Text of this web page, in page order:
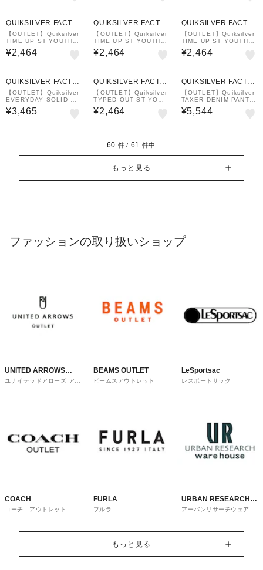
QUIKSILVER FACTO
RY OUTLET STORE
【OUTLET】Quiksilver
TIME UP ST YOUTH
キッズ Tシャツ
¥2,464
QUIKSILVER FACTO
RY OUTLET STORE
【OUTLET】Quiksilver
TIME UP ST YOUTH
キッズ Tシャツ
¥2,464
QUIKSILVER FACTO
RY OUTLET STORE
【OUTLET】Quiksilver
TIME UP ST YOUTH
キッズ Tシャツ
¥2,464
QUIKSILVER FACTO
RY OUTLET STORE
【OUTLET】Quiksilver
EVERYDAY SOLID VL
YTH 14 キッズ ボードシ
ョーツ
¥3,465
QUIKSILVER FACTO
RY OUTLET STORE
【OUTLET】Quiksilver
TYPED OUT ST YOUT
H キッズ Tシャツ
¥2,464
QUIKSILVER FACTO
RY OUTLET STORE
【OUTLET】Quiksilver
TAXER DENIM PANT Y
OUTH キッズ デニム ジ
ーンズ パンツ
¥5,544
60 件 / 61 件中
もっと見る
ファッションの取り扱いショップ
UNITED ARROWS
OUTLET
ユナイテッドアローズ アウ
BEAMS OUTLET
ビームスアウトレット
LeSportsac
レスポートサック
COACH
コーチ アウトレット
FURLA
フルラ
URBAN RESEARCH
ware house
アーバンリサーチウェアハ
もっと見る